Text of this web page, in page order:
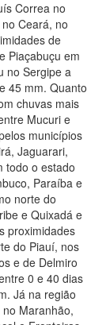
Correa no
Ceará, no
de
Piaçabuçu em
no Sergipe a
45 mm. Quanto
chuvas mais
Mucuri e
municípios
Jaguarari,
todo o estado
Paraíba e
norte do
e Quixadá e
proximidades
do Piauí, nos
e de Delmiro
0 e 40 dias
Já na região
Maranhão,